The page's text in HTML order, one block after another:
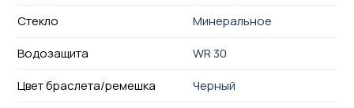
Стекло
Минеральное
Водозащита
WR 30
Цвет браслета/ремешка
Черный